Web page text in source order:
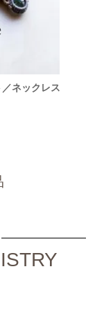
ネックレス